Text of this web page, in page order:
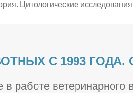
Цитологические
С 1993
в работе ветеринарного